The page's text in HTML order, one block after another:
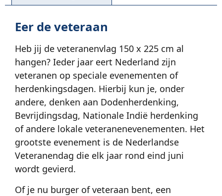
Eer de veteraan
Heb jij de veteranenvlag 150 x 225 cm al
hangen? Ieder jaar eert Nederland zijn
veteranen op speciale evenementen of
herdenkingsdagen. Hierbij kun je, onder
andere, denken aan Dodenherdenking,
Bevrijdingsdag, Nationale Indië herdenking
of andere lokale veteranenevenementen. Het
grootste evenement is de Nederlandse
Veteranendag die elk jaar rond eind juni
wordt gevierd.
Of je nu burger of veteraan bent, een